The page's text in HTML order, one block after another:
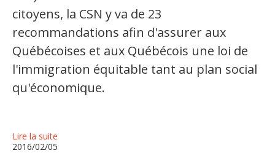
citoyens, la CSN y va de 23
recommandations afin d'assurer aux
Québécoises et aux Québécois une loi de
l'immigration équitable tant au plan social
qu'économique.
Lire la suite
2016/02/05